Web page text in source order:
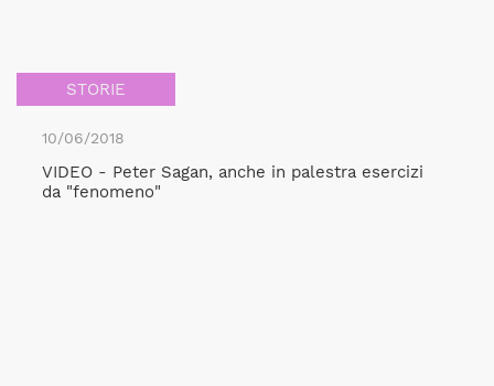
STORIE
10/06/2018
VIDEO - Peter Sagan, anche in palestra esercizi
da "fenomeno"